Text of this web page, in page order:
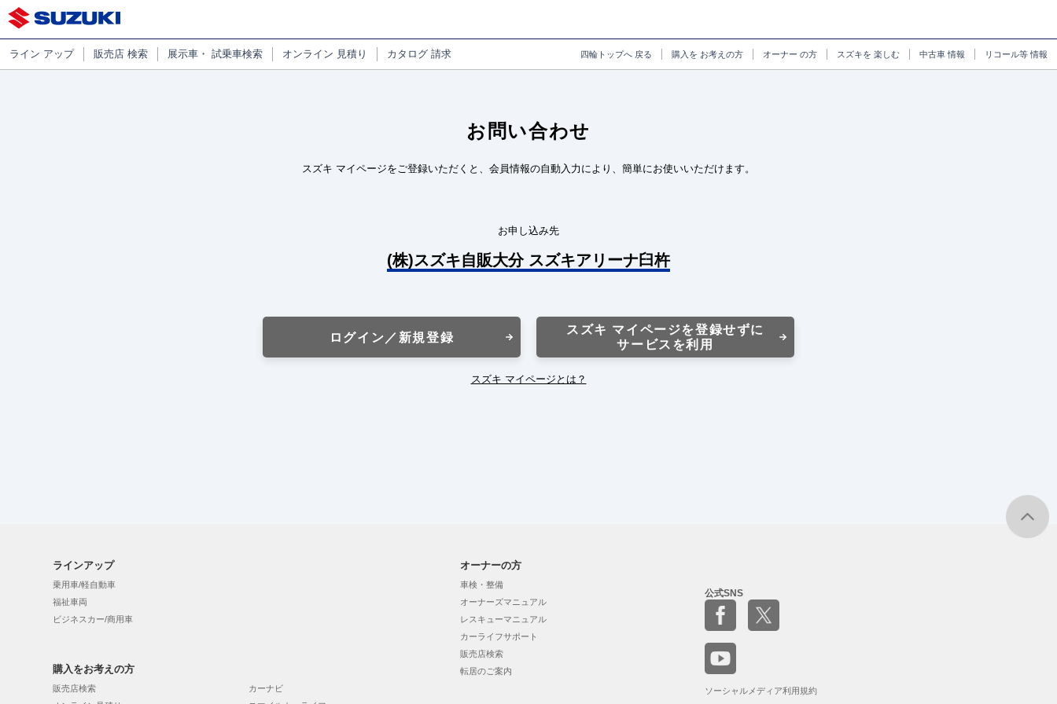
ライン アップ 販売店 検索 展示車・ 試乗車検索 オンライン 見積り カタログ 請求 四輪トップへ 戻る 購入を お考えの方 オーナー の方 スズキを 楽しむ 中古車情報 リコール等情報
お問い合わせ
スズキ マイページをご登録いただくと、会員情報の自動入力により、簡単にお使いいただけます。
お申し込み先
(株)スズキ自販大分 スズキアリーナ臼杵
ログイン／新規登録
スズキ マイページを登録せずに
サービスを利用
スズキ マイページとは？
ラインアップ
乗用車/軽自動車
福祉車両
ビジネスカー/商用車
購入をお考えの方
販売店検索
カーナビ
オーナーの方
車検・整備
オーナーズマニュアル
レスキューマニュアル
カーライフサポート
販売店検索
転居のご案内
公式SNS
ソーシャルメディア利用規約